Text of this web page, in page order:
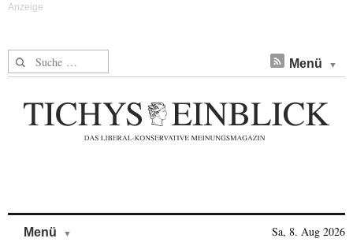
Suche nach: Menü
Menü Sa, 8. Aug 2026